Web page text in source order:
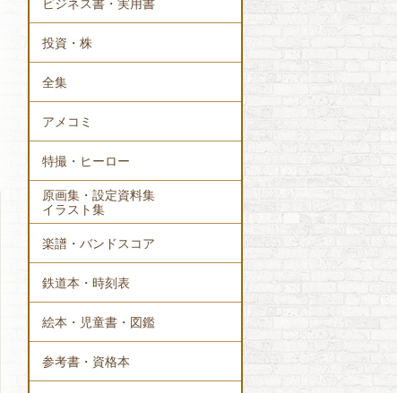
ビジネス書・実用書
投資・株
全集
アメコミ
特撮・ヒーロー
原画集・設定資料集
イラスト集
楽譜・バンドスコア
鉄道本・時刻表
絵本・児童書・図鑑
参考書・資格本